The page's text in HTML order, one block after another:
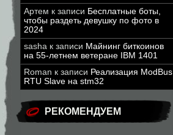
Артем к записи Бесплатные боты,
чтобы раздеть девушку по фото в
2024
sasha к записи Майнинг биткоинов
на 55-летнем ветеране IBM 1401
Roman к записи Реализация ModBus
RTU Slave на stm32
РЕКОМЕНДУЕМ